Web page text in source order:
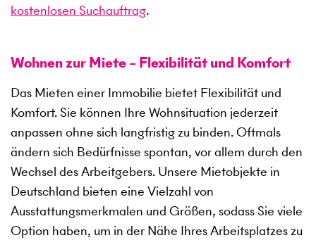
kostenlosen Suchauftrag.
Wohnen zur Miete – Flexibilität und Komfort
Das Mieten einer Immobilie bietet Flexibilität und
Komfort. Sie können Ihre Wohnsituation jederzeit
anpassen ohne sich langfristig zu binden. Oftmals
ändern sich Bedürfnisse spontan, vor allem durch den
Wechsel des Arbeitgebers. Unsere Mietobjekte in
Deutschland bieten eine Vielzahl von
Ausstattungsmerkmalen und Größen, sodass Sie viele
Option haben, um in der Nähe Ihres Arbeitsplatzes zu